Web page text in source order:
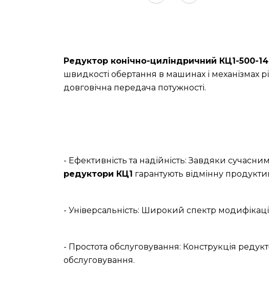
Редуктор конічно-циліндричний КЦ1-500-14
швидкості обертання в машинах і механізмах
довговічна передача потужності.
- Ефективність та надійність: Завдяки
редуктори КЦ1 гарантують відмінну
- Універсальність: Широкий спектр
- Простота обслуговування: Конструкція
обслуговування.